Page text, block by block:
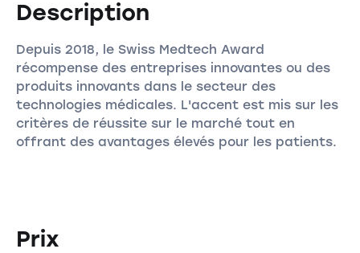
Description
Depuis 2018, le Swiss Medtech Award
récompense des entreprises innovantes ou des
produits innovants dans le secteur des
technologies médicales. L'accent est mis sur les
critères de réussite sur le marché tout en
offrant des avantages élevés pour les patients.
Prix